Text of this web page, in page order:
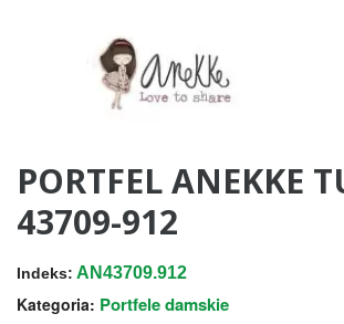
PORTFEL ANEKKE
43709-912
Indeks: AN43709.912
Kategoria: Portfele damskie